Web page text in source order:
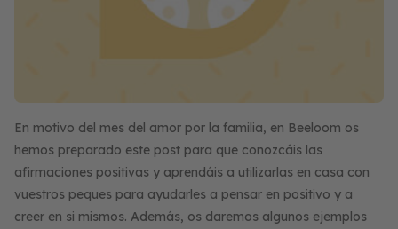
En motivo del mes del amor por la familia, en Beeloom os
hemos preparado este post para que conozcáis las
afirmaciones positivas y aprendáis a utilizarlas en casa con
vuestros peques para ayudarles a pensar en positivo y a
creer en si mismos. Además, os daremos algunos ejemplos